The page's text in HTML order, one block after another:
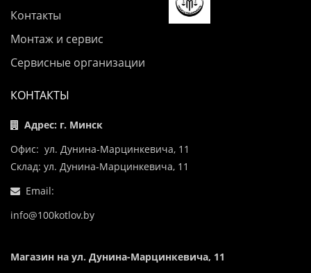
Контакты
Монтаж и сервис
Сервисные организации
КОНТАКТЫ
Адрес: г. Минск
Офис: ул. Дунина-Марцинкевича, 11
Склад: ул. Дунина-Марцинкевича, 11
Email:
info@100kotlov.by
Магазин на ул. Дунина-Марцинкевича, 11